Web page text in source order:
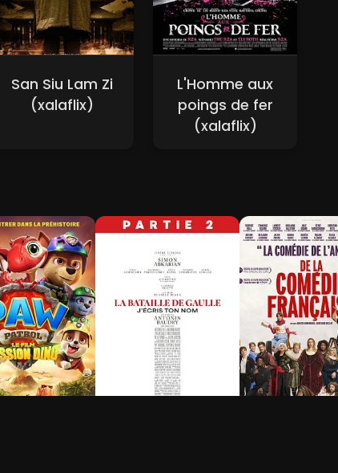
San Siu Lam Zi
(xalaflix)
L'Homme aux
poings de fer
(xalaflix)